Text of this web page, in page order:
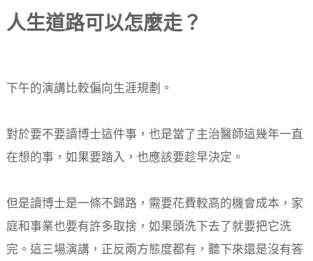
人生道路可以怎麼走？
下午的演講比較偏向生涯規劃。
對於要不要讀博士這件事，也是當了主治醫師這幾年一直
在想的事，如果要踏入，也應該要趁早決定。
但是讀博士是一條不歸路，需要花費較高的機會成本，家
庭和事業也要有許多取捨，如果頭洗下去了就要把它洗
完。這三場演講，正反兩方態度都有，聽下來還是沒有答